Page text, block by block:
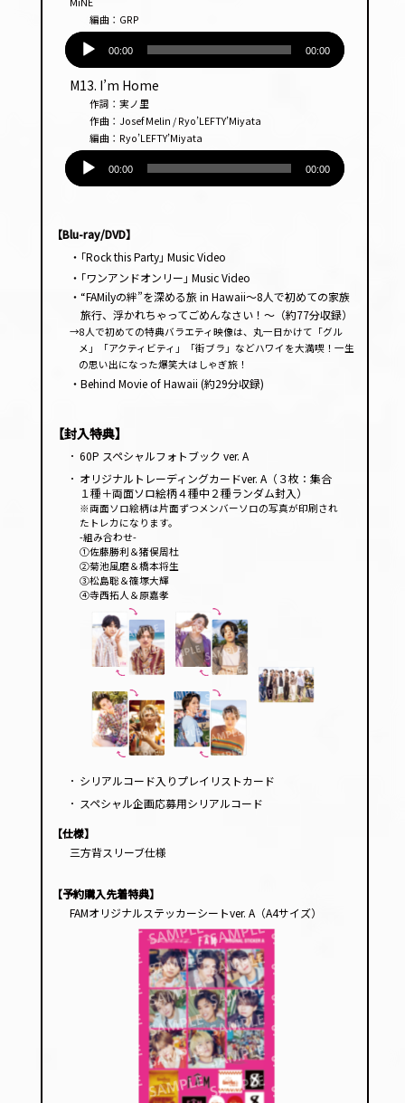
編曲：GRP
レー
00:00 00:00
M13. I’m Home
作詞：実ノ里
作曲：Josef Melin / Ryo’LEFTY’Miyata
編曲：Ryo’LEFTY’Miyata
ヤー
00:00 00:00
【Blu-ray/DVD】
・｢Rock this Party｣ Music Video
・｢ワンアンドオンリー｣ Music Video
・“FAMilyの絆”を深める旅 in Hawaii～8人で初めての家族
旅行、浮かれちゃってごめんなさい！～（約77分収録）
→8人で初めての特典バラエティ映像は、丸一日かけて「グル
メ」「アクティビティ」「街ブラ」などハワイを大満喫！一生
の思い出になった爆笑大はしゃぎ旅！
・Behind Movie of Hawaii (約29分収録)
【封入特典】
･ 60P スペシャルフォトブック ver. A
･ オリジナルトレーディングカードver. A（３枚：集合
１種＋両面ソロ絵柄４種中２種ランダム封入）
※両面ソロ絵柄は片面ずつメンバーソロの写真が印刷され
たトレカになります。
-組み合わせ-
①佐藤勝利＆猪俣周杜
②菊池風磨＆橋本将生
③松島聡＆篠塚大輝
④寺西拓人＆原嘉孝
･ シリアルコード入りプレイリストカード
･ スペシャル企画応募用シリアルコード
【仕様】
三方背スリーブ仕様
【予約購入先着特典】
FAMオリジナルステッカーシートver. A（A4サイズ）